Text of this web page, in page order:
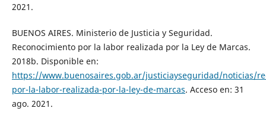
2021.
BUENOS AIRES. Ministerio de Justicia y Seguridad.
Reconocimiento por la labor realizada por la Ley de Marcas.
2018b. Disponible en:
https://www.buenosaires.gob.ar/justiciayseguridad/noticias/
por-la-labor-realizada-por-la-ley-de-marcas. Acceso en: 31
ago. 2021.